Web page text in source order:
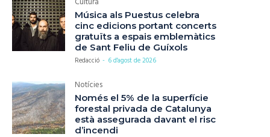
Música als Puestus celebra
cinc edicions portant concerts
gratuïts a espais emblemàtics
de Sant Feliu de Guíxols
Redacció - 6 d'agost de 2026
Notícies
Només el 5% de la superfície
forestal privada de Catalunya
està assegurada davant el risc
d’incendi